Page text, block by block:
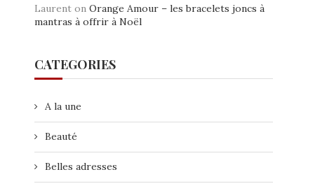
Laurent on Orange Amour – les bracelets joncs à
mantras à offrir à Noël
CATEGORIES
A la une
Beauté
Belles adresses